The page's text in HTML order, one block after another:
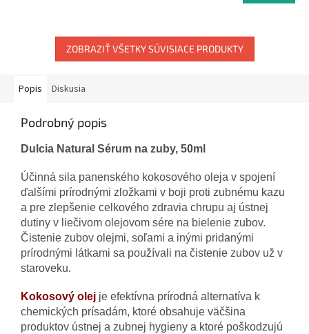
ZOBRAZIŤ VŠETKY SÚVISIACE PRODUKTY
Popis Diskusia
Podrobný popis
Dulcia Natural Sérum na zuby, 50ml
Účinná sila panenského kokosového oleja v spojení
ďalšími prírodnými zložkami v boji proti zubnému kazu
a pre zlepšenie celkového zdravia chrupu aj ústnej
dutiny v liečivom olejovom sére na bielenie zubov.
Čistenie zubov olejmi, soľami a inými pridanými
prírodnými látkami sa používali na čistenie zubov už v
staroveku.
Kokosový olej je efektívna prírodná alternatíva k
chemických prísadám, ktoré obsahuje väčšina
produktov ústnej a zubnej hygieny a ktoré poškodzujú